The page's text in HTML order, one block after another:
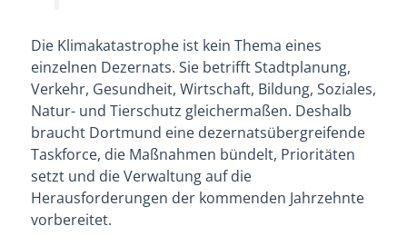
Die Klimakatastrophe ist kein Thema eines
einzelnen Dezernats. Sie betrifft Stadtplanung,
Verkehr, Gesundheit, Wirtschaft, Bildung, Soziales,
Natur- und Tierschutz gleichermaßen. Deshalb
braucht Dortmund eine dezernatsübergreifende
Taskforce, die Maßnahmen bündelt, Prioritäten
setzt und die Verwaltung auf die
Herausforderungen der kommenden Jahrzehnte
vorbereitet.